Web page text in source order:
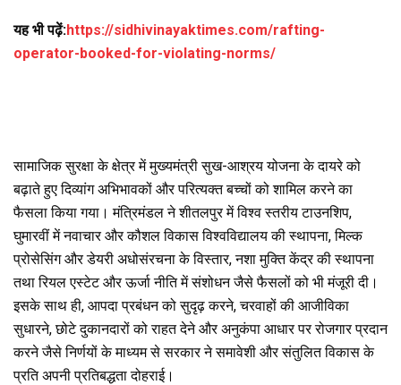
यह भी पढ़ें:https://sidhivinayaktimes.com/rafting-
operator-booked-for-violating-norms/
सामाजिक सुरक्षा के क्षेत्र में मुख्यमंत्री सुख-आश्रय योजना के दायरे को
बढ़ाते हुए दिव्यांग अभिभावकों और परित्यक्त बच्चों को शामिल करने का
फैसला किया गया। मंत्रिमंडल ने शीतलपुर में विश्व स्तरीय टाउनशिप,
घुमारवीं में नवाचार और कौशल विकास विश्वविद्यालय की स्थापना, मिल्क
प्रोसेसिंग और डेयरी अधोसंरचना के विस्तार, नशा मुक्ति केंद्र की स्थापना
तथा रियल एस्टेट और ऊर्जा नीति में संशोधन जैसे फैसलों को भी मंजूरी दी।
इसके साथ ही, आपदा प्रबंधन को सुदृढ़ करने, चरवाहों की आजीविका
सुधारने, छोटे दुकानदारों को राहत देने और अनुकंपा आधार पर रोजगार प्रदान
करने जैसे निर्णयों के माध्यम से सरकार ने समावेशी और संतुलित विकास के
प्रति अपनी प्रतिबद्धता दोहराई।